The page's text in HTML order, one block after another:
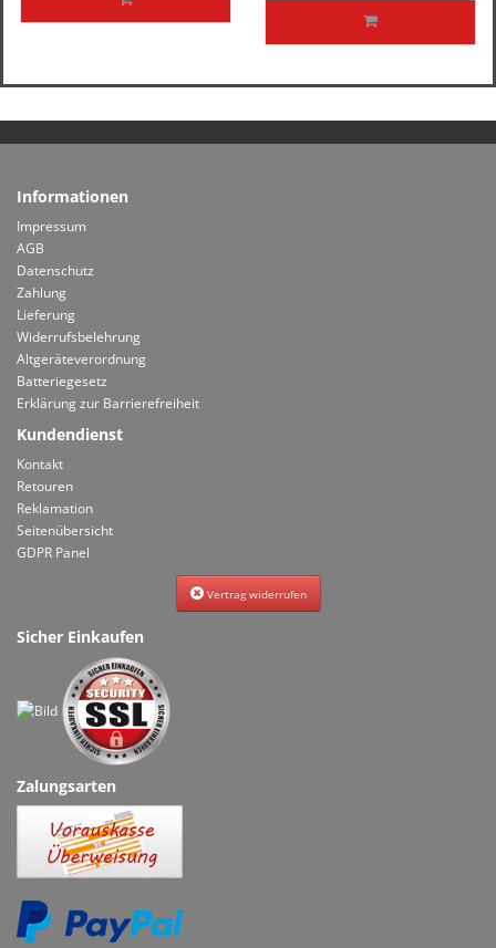
Informationen
Impressum
AGB
Datenschutz
Zahlung
Lieferung
Widerrufsbelehrung
Altgeräteverordnung
Batteriegesetz
Erklärung zur Barrierefreiheit
Kundendienst
Kontakt
Retouren
Reklamation
Seitenübersicht
GDPR Panel
Vertrag widerrufen
Sicher Einkaufen
Zalungsarten